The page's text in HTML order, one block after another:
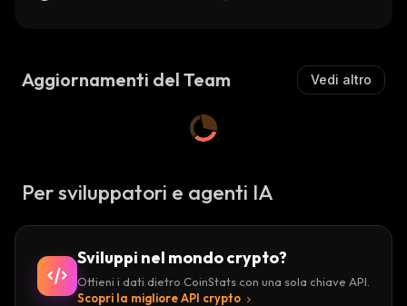
Aggiornamenti del Team Vedi altro
Per sviluppatori e agenti IA
Sviluppi nel mondo crypto?
Ottieni i dati dietro CoinStats con una sola chiave API.
Scopri la migliore API crypto